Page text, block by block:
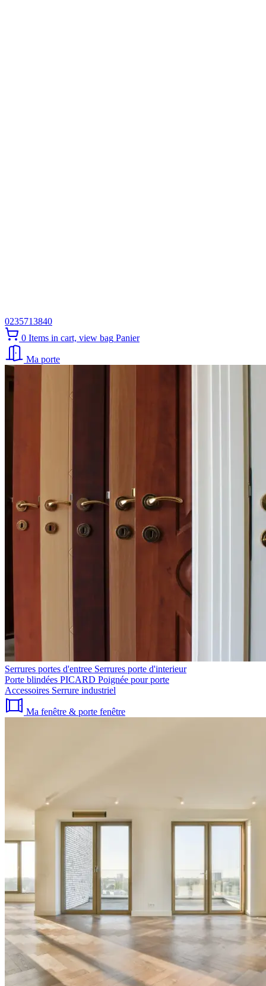
0235713840
0 Items in cart, view bag Panier
Ma porte
Serrures portes d'entree Serrures porte d'interieur
Porte blindées PICARD Poignée pour porte
Accessoires Serrure industriel
Ma fenêtre & porte fenêtre